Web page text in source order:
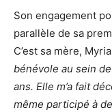
Son engagement
parallèle de sa
C’est sa mère,
bénévole au sein
ans. Elle m’a fait
même participé à